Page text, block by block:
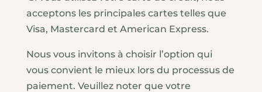
acceptons les principales cartes telles que
Visa, Mastercard et American Express.
Nous vous invitons à choisir l’option qui
vous convient le mieux lors du processus de
paiement. Veuillez noter que votre